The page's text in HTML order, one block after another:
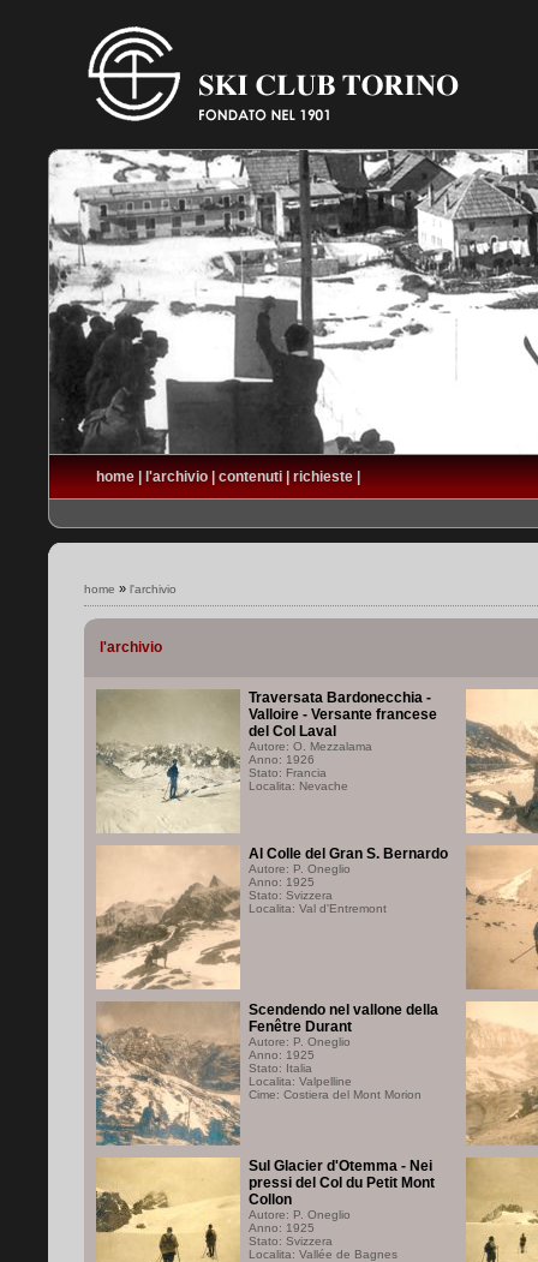
home| l'archivio|contenuti|richieste|
home » l'archivio
l'archivio
Traversata Bardonecchia -
Valloire - Versante francese
del Col Laval
Autore: O. Mezzalama
Anno: 1926
Stato: Francia
Localita: Nevache
Al Colle del Gran S. Bernardo
Autore: P. Oneglio
Anno: 1925
Stato: Svizzera
Localita: Val d'Entremont
Scendendo nel vallone della
Fenêtre Durant
Autore: P. Oneglio
Anno: 1925
Stato: Italia
Localita: Valpelline
Cime: Costiera del Mont Morion
Sul Glacier d'Otemma - Nei
pressi del Col du Petit Mont
Collon
Autore: P. Oneglio
Anno: 1925
Stato: Svizzera
Localita: Vallée de Bagnes